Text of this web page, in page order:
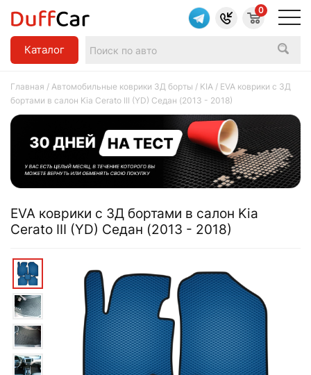
Каталог
0
Главная / Автомобильные коврики 3Д борты / KIA / EVA коврики c 3Д
бортами в салон Kia Cerato III (YD) Седан (2013 - 2018)
EVA коврики c 3Д бортами в салон Kia
Cerato III (YD) Седан (2013 - 2018)